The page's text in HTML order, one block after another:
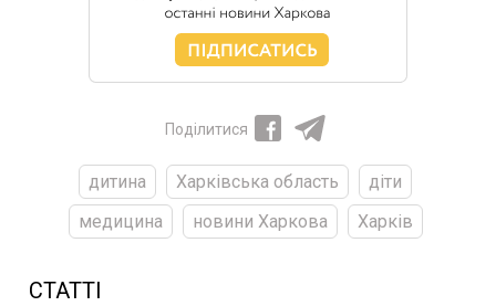
Поділитися
дитина Харківська область
діти
медицина
новини Харкова Харків
СТАТТІ